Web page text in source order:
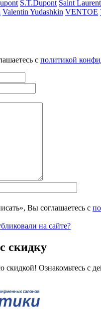
S.T.Dupont Saint Laurent
Valentin Yudashkin VENTOE
с политикой
Вы соглашаетесь с
на сайте?
скидку
скидкой! Ознакомьтесь с